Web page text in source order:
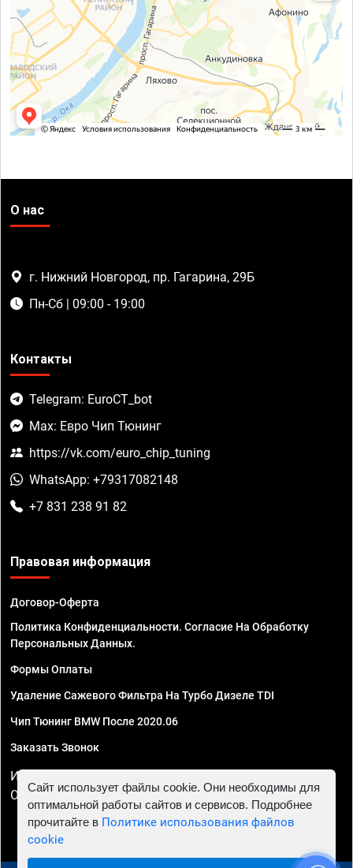
О нас
г. Нижний Новгород, пр. Гагарина, 29Б
Пн-Сб | 09:00 - 19:00
Контакты
Telegram: EuroCT_bot
Max: Евро Чип Тюнинг
https://vk.com/euro_chip_tuning
WhatsApp: +79317082148
+7 831 238 91 82
Правовая информация
Договор-Оферта
Политика Конфиденциальности. Согласие На Обработку
Персональных Данных.
Формы Оплаты
Удаление Сажевого Фильтра На Турбо Дизеле TDI
Чип Тюнинг BMW После 2020.06
Заказать Звонок
ИП Смирнов Георгий Павлович. ИНН 781302555843,
ОГРНИП 324470400032610
Сайт использует файлы cookie. Они необходимы для
оптимальной работы сайтов и сервисов. Подробнее
прочитайте в Политике использования файлов
cookie